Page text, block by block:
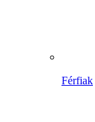
Férfiak